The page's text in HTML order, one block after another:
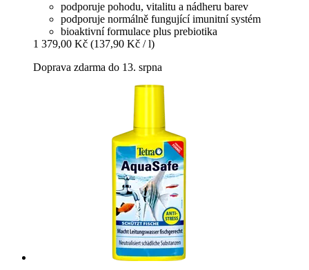
podporuje pohodu, vitalitu a nádheru barev
podporuje normálně fungující imunitní systém
bioaktivní formulace plus prebiotika
1 379,00 Kč (137,90 Kč / l)
Doprava zdarma do 13. srpna